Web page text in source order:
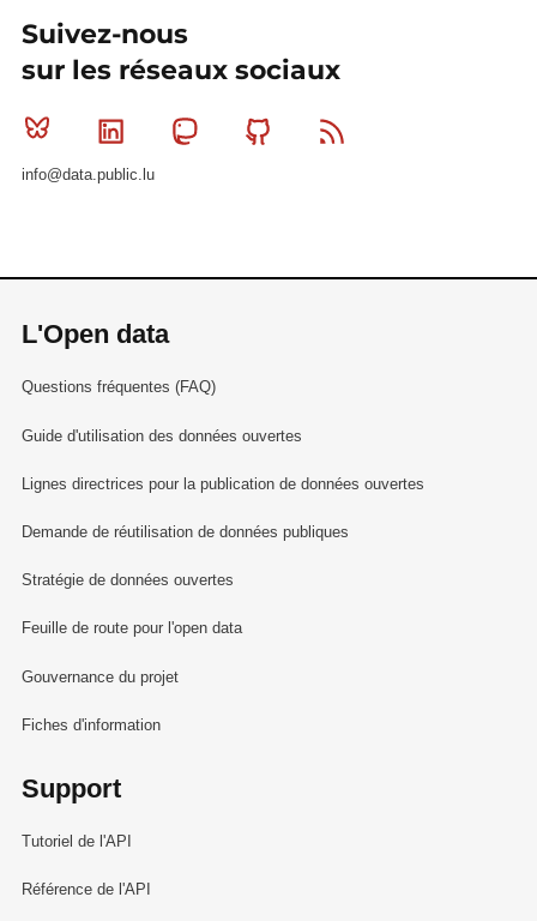
Suivez-nous
sur les réseaux sociaux
Bluesky Linkedin MastodonGithub
info@data.public.lu
L'Open data
Questions fréquentes (FAQ)
Guide d'utilisation des données ouvertes
Lignes directrices pour la publication de données ouvertes
Demande de réutilisation de données publiques
Stratégie de données ouvertes
Feuille de route pour l'open data
Gouvernance du projet
Fiches d'information
Support
Tutoriel de l'API
Référence de l'API